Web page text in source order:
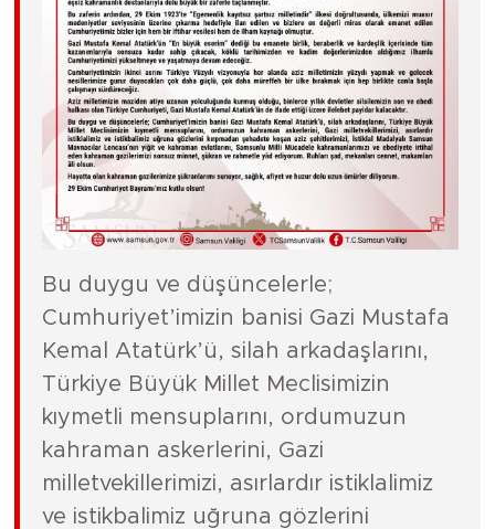
Bu duygu ve düşüncelerle;
Cumhuriyet’imizin banisi Gazi Mustafa
Kemal Atatürk’ü, silah arkadaşlarını,
Türkiye Büyük Millet Meclisimizin
kıymetli mensuplarını, ordumuzun
kahraman askerlerini, Gazi
milletvekillerimizi, asırlardır istiklalimiz
ve istikbalimiz uğruna gözlerini